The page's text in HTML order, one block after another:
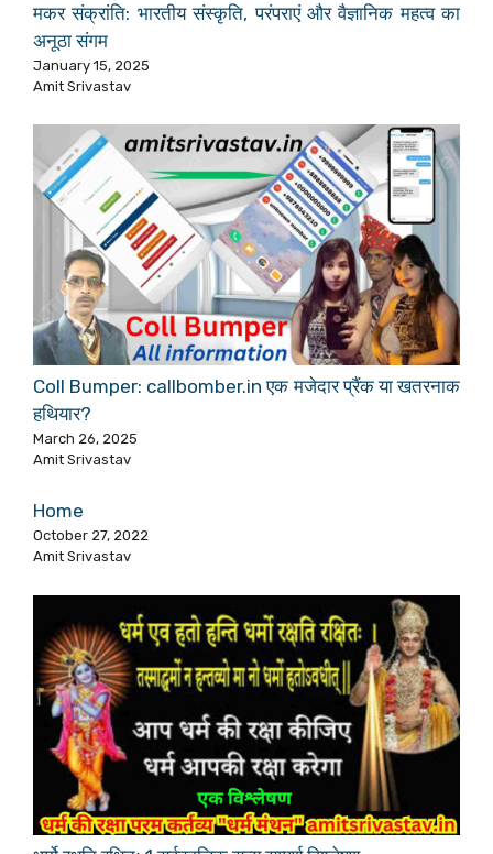
मकर संक्रांति: भारतीय संस्कृति, परंपराएं और वैज्ञानिक महत्व का
अनूठा संगम
January 15, 2025
Amit Srivastav
Coll Bumper: callbomber.in एक मजेदार प्रैंक या खतरनाक
हथियार?
March 26, 2025
Amit Srivastav
Home
October 27, 2022
Amit Srivastav